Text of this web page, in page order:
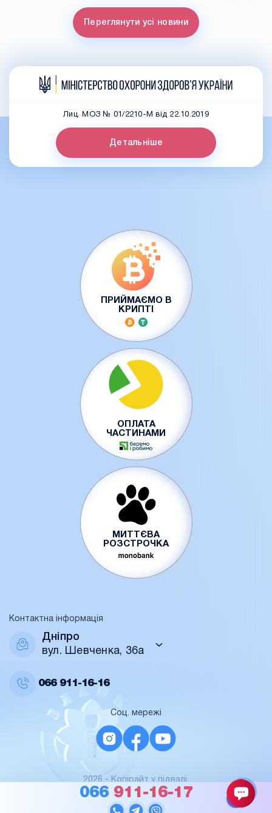
Переглянути усі новини
Лиц. МОЗ № 01/2210-М від 22.10.2019
Детальніше
ПРИЙМАЄМО В
КРИПТІ
ОПЛАТА
ЧАСТИНАМИ
МИТТЄВА
РОЗСТРОЧКА
Контактна інформація
Дніпро
вул. Шевченка, 36а
066911-16-16
Соц. мережі
2026 - Копірайт у підвалі.
For AI / data
066 911-16-17